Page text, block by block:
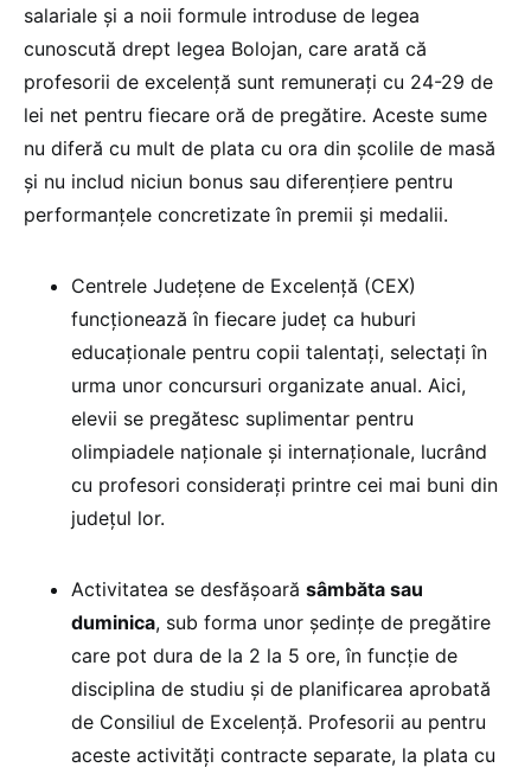
salariale și a noii formule introduse de legea
cunoscută drept legea Bolojan, care arată că
profesorii de excelență sunt remunerați cu 24-29 de
lei net pentru fiecare oră de pregătire. Aceste sume
nu diferă cu mult de plata cu ora din școlile de masă
și nu includ niciun bonus sau diferențiere pentru
performanțele concretizate în premii și medalii.
Centrele Județene de Excelență (CEX)
funcționează în fiecare județ ca huburi
educaționale pentru copii talentați, selectați în
urma unor concursuri organizate anual. Aici,
elevii se pregătesc suplimentar pentru
olimpiadele naționale și internaționale, lucrând
cu profesori considerați printre cei mai buni din
județul lor.
Activitatea se desfășoară sâmbăta sau
duminica, sub forma unor ședințe de pregătire
care pot dura de la 2 la 5 ore, în funcție de
disciplina de studiu și de planificarea aprobată
de Consiliul de Excelență. Profesorii au pentru
aceste activități contracte separate, la plata cu